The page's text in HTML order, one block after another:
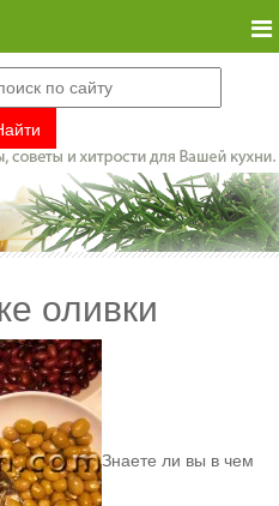
оливки
Знаете ли вы в чем